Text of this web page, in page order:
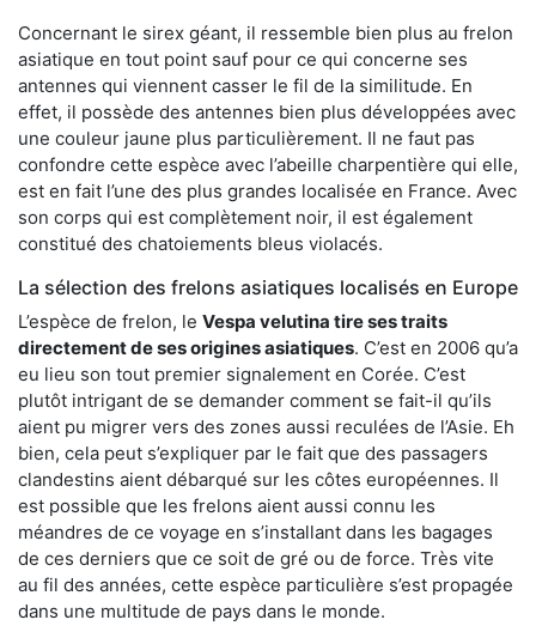
Concernant le sirex géant, il ressemble bien plus au frelon
asiatique en tout point sauf pour ce qui concerne ses
antennes qui viennent casser le fil de la similitude. En
effet, il possède des antennes bien plus développées avec
une couleur jaune plus particulièrement. Il ne faut pas
confondre cette espèce avec l’abeille charpentière qui elle,
est en fait l’une des plus grandes localisée en France. Avec
son corps qui est complètement noir, il est également
constitué des chatoiements bleus violacés.
La sélection des frelons asiatiques localisés en Europe
L’espèce de frelon, le Vespa velutina tire ses traits
directement de ses origines asiatiques. C’est en 2006 qu’a
eu lieu son tout premier signalement en Corée. C’est
plutôt intrigant de se demander comment se fait-il qu’ils
aient pu migrer vers des zones aussi reculées de l’Asie. Eh
bien, cela peut s’expliquer par le fait que des passagers
clandestins aient débarqué sur les côtes européennes. Il
est possible que les frelons aient aussi connu les
méandres de ce voyage en s’installant dans les bagages
de ces derniers que ce soit de gré ou de force. Très vite
au fil des années, cette espèce particulière s’est propagée
dans une multitude de pays dans le monde.